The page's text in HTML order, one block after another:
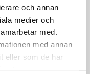
och annan
medier och
med.
med annan
eller som de har